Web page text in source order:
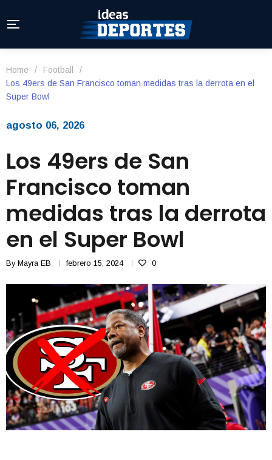
Home / Football
/
Los 49ers de San Francisco toman medidas tras la derrota en el
Super Bowl
agosto 06, 2026
Los 49ers de San
Francisco toman
medidas tras la derrota
en el Super Bowl
By Mayra EB febrero 15, 2024 0